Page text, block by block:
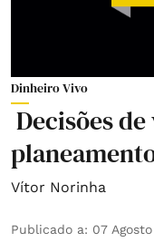
Dinheiro Vivo
Decisões
Vítor Norinha
Publicado a: 07